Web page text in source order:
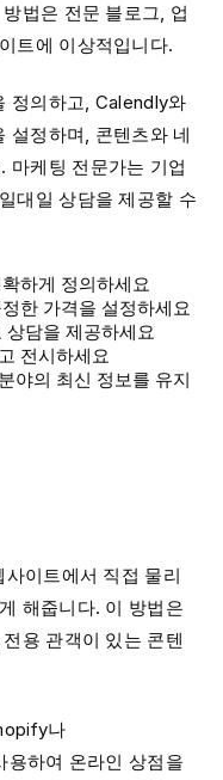
법은 전문 블로그, 업
트에 이상적입니다.
정의하고, Calendly와
설정하며, 콘텐츠와 네
마케팅 전문가는 기업
대일 상담을 제공할 수
하게 정의하세요
한 가격을 설정하세요
상담을 제공하세요
전시하세요
야의 최신 정보를 유지
사이트에서 직접 물리
해줍니다. 이 방법은
용 관객이 있는 콘텐
나
용하여 온라인 상점을